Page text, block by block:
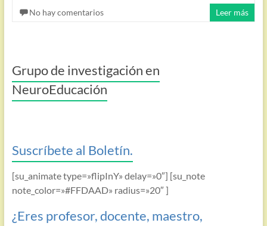
No hay comentarios
Leer más
Grupo de investigación en
NeuroEducación
Suscríbete al Boletín.
[su_animate type=»flipInY» delay=»0″] [su_note
note_color=»#FFDAAD» radius=»20″ ]
¿Eres profesor, docente, maestro,